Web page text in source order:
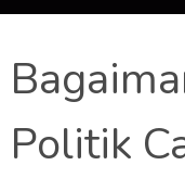
Politik